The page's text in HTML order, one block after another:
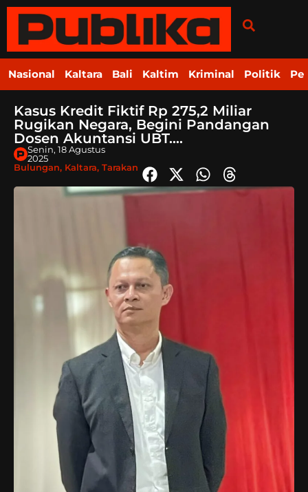
Nasional Kaltara Bali Kaltim Kriminal Politik
Kasus Kredit Fiktif Rp 275,2 Miliar
Rugikan Negara, Begini Pandangan
Dosen Akuntansi UBT….
Senin, 18 Agustus
2025
Bulungan, Kaltara, Tarakan